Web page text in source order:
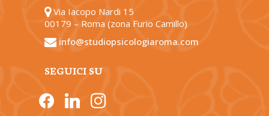
Via Iacopo Nardi 15
00179 – Roma (zona Furio Camillo)
info@studiopsicologiaroma.com
SEGUICI SU
facebooklinkedininstagram